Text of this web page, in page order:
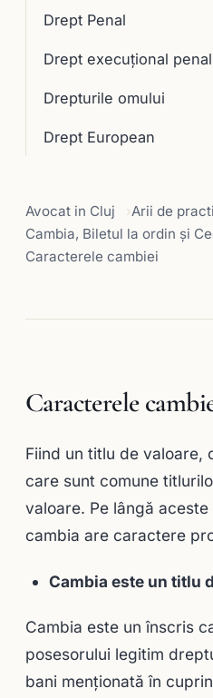
Drept Penal
Drept execuţional penal
Drepturile omului
Drept European
Avocat in Cluj
Arii de
Cambia, Biletul la ordin și
Caracterele cambiei
Caracterele
Fiind un titlu de valoare,
care sunt comune
valoare. Pe lângă
cambia are caractere
Cambia este un titlu
Cambia este un înscris
posesorului legitim
bani menţionată în